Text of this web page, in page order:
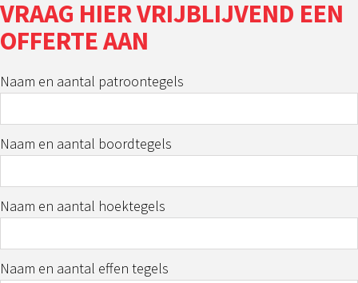
VRAAG HIER VRIJBLIJVEND EEN
OFFERTE AAN
Naam en aantal patroontegels
Naam en aantal boordtegels
Naam en aantal hoektegels
Naam en aantal effen tegels